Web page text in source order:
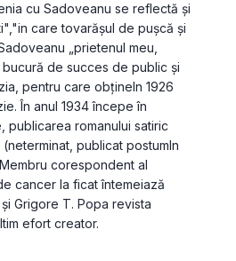
cu Sadoveanu se reflectă şi
care tovarăşul de puşcă şi
„prietenul meu,
de succes de public şi
pentru care obţineIn 1926
În anul 1934 începe în
publicarea romanului satiric
publicat postumIn
corespondent al
cancer la ficat întemeiază
Grigore T. Popa revista
efort creator.